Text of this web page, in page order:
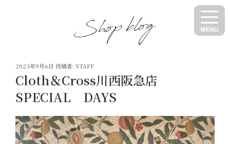
投
稿
日:
2023年9月6日 投稿者: STAFF
Cloth＆Cross川西阪急店
SPECIAL DAYS